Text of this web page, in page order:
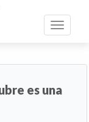
Toggle
es una